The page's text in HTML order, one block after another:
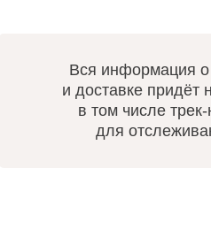
Вся информация о
и доставке придёт
в том числе
для